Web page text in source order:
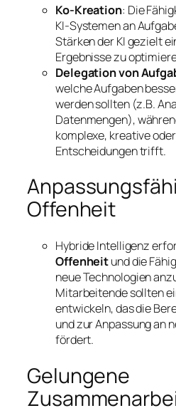
Ko-Kreation: Die
KI-Systemen an
Stärken der KI gezielt
Ergebnisse zu
Delegation von
welche Aufgaben
werden sollten (z.B.
Datenmengen),
komplexe, kreative
Entscheidungen trifft.
Offenheit
Hybride Intelligenz
Offenheitund die
neue Technologien
Mitarbeitende sollten
entwickeln, das die
und zur Anpassung an
fördert.
Gelungene